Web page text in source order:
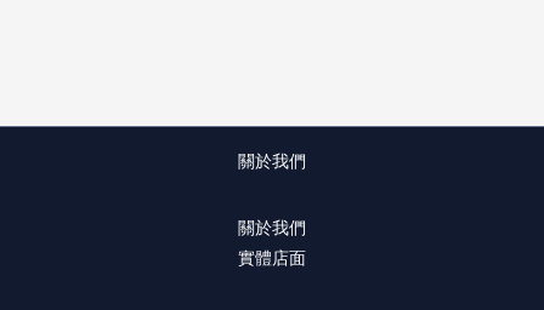
關於我們
關於我們
實體店面